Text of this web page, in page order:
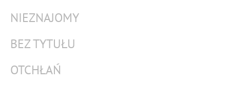
NIEZNAJOMY
BEZ TYTUŁU
OTCHŁAŃ